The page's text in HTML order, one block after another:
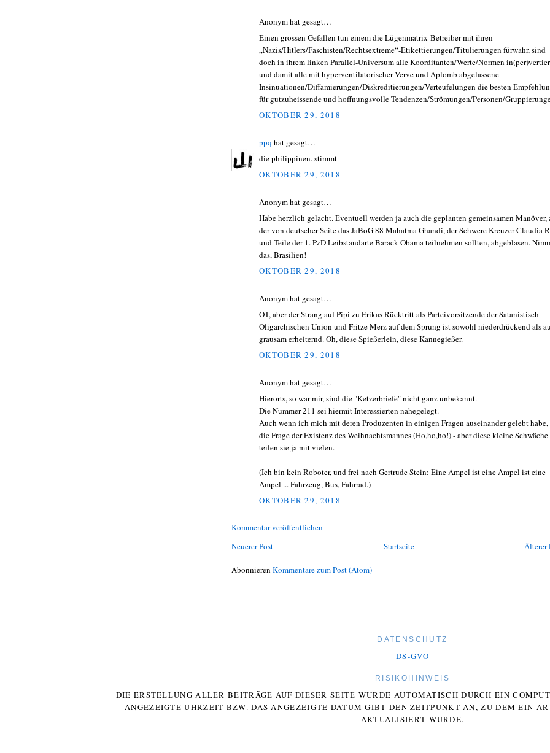
Anonym hat gesagt…
Einen grossen Gefallen tun einem die Lügenmatrix-Betreiber mit ihren
„Nazis/Hitlers/Faschisten/Rechtsextreme“-Etikettierungen/Titulierungen fürwahr, sind
doch in ihrem linken Parallel-Universum alle Koorditanten/Werte/Normen
und damit alle mit hyperventilatorischer Verve und Aplomb abgelassene
Insinuationen/Diffamierungen/Diskreditierungen/Verteufelungen die besten
für gutzuheissende und hoffnungsvolle Tendenzen/Strömungen/Personen/
OKTOBER 29, 2018
ppq hat gesagt…
die philippinen. stimmt
OKTOBER 29, 2018
Anonym hat gesagt…
Habe herzlich gelacht. Eventuell werden ja auch die geplanten gemeinsamen Manöver,
der von deutscher Seite das JaBoG 88 Mahatma Ghandi, der Schwere Kreuzer Claudia
und Teile der 1. PzD Leibstandarte Barack Obama teilnehmen sollten, abgeblasen.
das, Brasilien!
OKTOBER 29, 2018
Anonym hat gesagt…
OT, aber der Strang auf Pipi zu Erikas Rücktritt als Parteivorsitzende der Satanistisch
Oligarchischen Union und Fritze Merz auf dem Sprung ist sowohl niederdrückend als
grausam erheiternd. Oh, diese Spießerlein, diese Kannegießer.
OKTOBER 29, 2018
Anonym hat gesagt…
Hierorts, so war mir, sind die "Ketzerbriefe" nicht ganz unbekannt.
Die Nummer 211 sei hiermit Interessierten nahegelegt.
Auch wenn ich mich mit deren Produzenten in einigen Fragen auseinander gelebt habe,
die Frage der Existenz des Weihnachtsmannes (Ho,ho,ho!) - aber diese kleine Schwäche
teilen sie ja mit vielen.
(Ich bin kein Roboter, und frei nach Gertrude Stein: Eine Ampel ist eine Ampel ist eine
Ampel ... Fahrzeug, Bus, Fahrrad.)
OKTOBER 29, 2018
Kommentar veröffentlichen
Neuerer Post
Älterer
Startseite
Abonnieren Kommentare zum Post (Atom)
DATENSCHUTZ
DS-GVO
RISIKOHINWEIS
DIE ERSTELLUNG ALLER BEITRÄGE AUF DIESER SEITE WURDE AUTOMATISCH DURCH EIN
ANGEZEIGTE UHRZEIT BZW. DAS ANGEZEIGTE DATUM GIBT DEN ZEITPUNKT AN, ZU DEM EIN
AKTUALISIERT WURDE.